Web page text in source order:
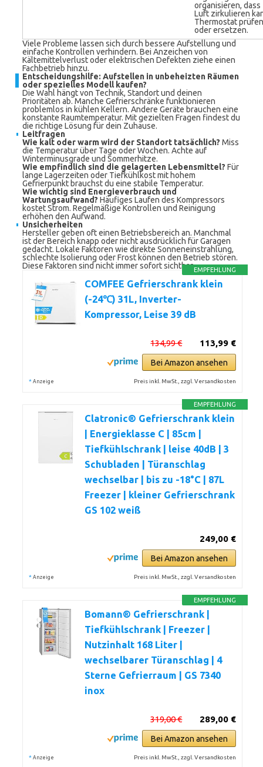
organisieren, dass
Luft zirkulieren
Thermostat prüfen
oder ersetzen.
Viele Probleme lassen sich durch bessere Aufstellung und
einfache Kontrollen verhindern. Bei Anzeichen von
Kältemittelverlust oder elektrischen Defekten ziehe einen
Fachbetrieb hinzu.
Entscheidungshilfe: Aufstellen in unbeheizten Räumen
oder spezielles Modell kaufen?
Die Wahl hängt von Technik, Standort und deinen
Prioritäten ab. Manche Gefrierschränke funktionieren
problemlos in kühlen Kellern. Andere Geräte brauchen eine
konstante Raumtemperatur. Mit gezielten Fragen findest du
die richtige Lösung für dein Zuhause.
Leitfragen
Wie kalt oder warm wird der Standort tatsächlich? Miss
die Temperatur über Tage oder Wochen. Achte auf
Winterminusgrade und Sommerhitze.
Wie empfindlich sind die gelagerten Lebensmittel? Für
lange Lagerzeiten oder Tiefkühlkost mit hohem
Gefrierpunkt brauchst du eine stabile Temperatur.
Wie wichtig sind Energieverbrauch und
Wartungsaufwand? Häufiges Laufen des Kompressors
kostet Strom. Regelmäßige Kontrollen und Reinigung
erhöhen den Aufwand.
Unsicherheiten
Hersteller geben oft einen Betriebsbereich an. Manchmal
ist der Bereich knapp oder nicht ausdrücklich für Garagen
gedacht. Lokale Faktoren wie direkte Sonneneinstrahlung,
schlechte Isolierung oder Frost können den Betrieb stören.
Diese Faktoren sind nicht immer sofort sichtbar.EMPFEHLUNG
COMFEE Gefrierschrank klein
(-24℃) 31L, Inverter-
Kompressor, Leise 39 dB
113,99 €
134,99 €
Bei Amazon ansehen
* Anzeige Preis inkl. MwSt., zzgl. Versandkosten
EMPFEHLUNG
Clatronic® Gefrierschrank klein
| Energieklasse C | 85cm |
Tiefkühlschrank | leise 40dB | 3
Schubladen | Türanschlag
wechselbar | bis zu -18°C | 87L
Freezer | kleiner Gefrierschrank
GS 102 weiß
249,00 €
Bei Amazon ansehen
* Anzeige Preis inkl. MwSt., zzgl. Versandkosten
EMPFEHLUNG
Bomann® Gefrierschrank |
Tiefkühlschrank | Freezer |
Nutzinhalt 168 Liter |
wechselbarer Türanschlag | 4
Sterne Gefrierraum | GS 7340
inox
289,00 €
319,00 €
Bei Amazon ansehen
* Anzeige Preis inkl. MwSt., zzgl. Versandkosten